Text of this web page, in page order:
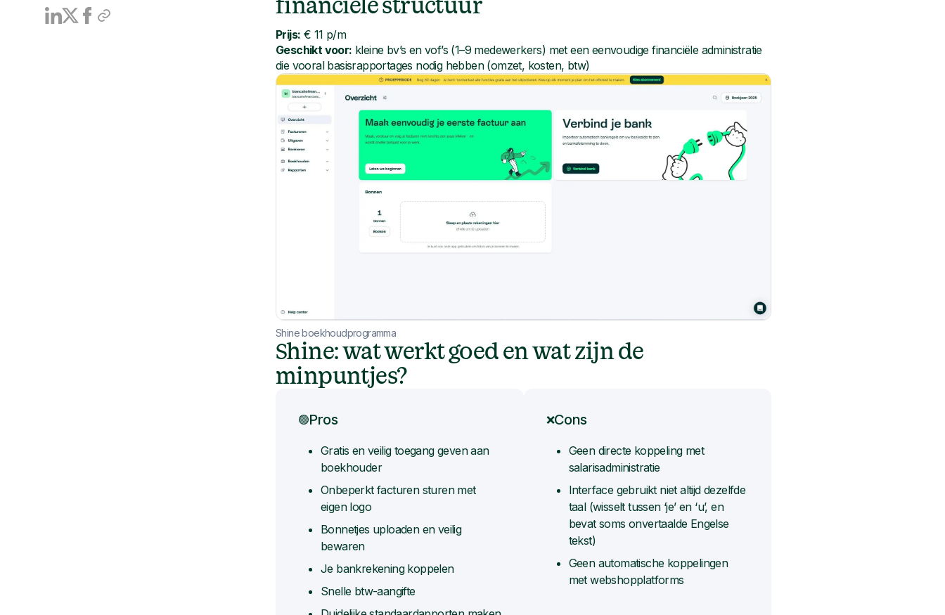
financiële structuur
Prijs: € 11 p/m
Geschikt voor: kleine bv’s en vof’s (1–9 medewerkers) met een eenvoudige financiële administratie
die vooral basisrapportages nodig hebben (omzet, kosten, btw)
Shine boekhoudprogramma
Shine: wat werkt goed en wat zijn de
minpuntjes?
🟢Pros
Gratis en veilig toegang geven aan
boekhouder
Onbeperkt facturen sturen met
eigen logo
Bonnetjes uploaden en veilig
bewaren
Je bankrekening koppelen
Snelle btw-aangifte
❌Cons
Geen directe koppeling met
salarisadministratie
Interface gebruikt niet altijd dezelfde
taal (wisselt tussen ‘je’ en ‘u’, en
bevat soms onvertaalde Engelse
tekst)
Geen automatische koppelingen
met webshopplatforms